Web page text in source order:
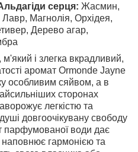
серця: Жасмин,
Магнолія, Орхідея,
Дерево агар,
і злегка вкрадливий,
аромат Ormonde Jayne
особливим сяйвом, а в
сторонах
легкістю та
довгоочікувану свободу
парфумованої води дає
гармонією та